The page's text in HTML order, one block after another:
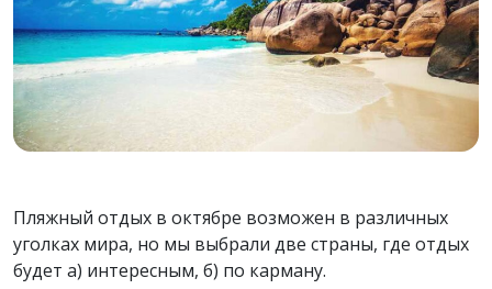
Пляжный отдых в октябре возможен в различных
уголках мира, но мы выбрали две страны, где отдых
будет а) интересным, б) по карману.